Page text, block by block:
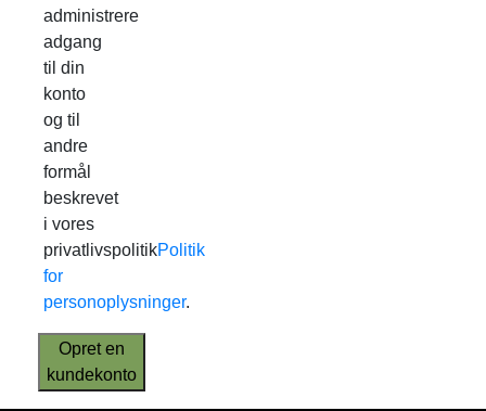
administrere
adgang
til din
konto
og til
andre
formål
beskrevet
i vores
privatlivspolitikPolitik
for
personoplysninger.
Opret en
kundekonto